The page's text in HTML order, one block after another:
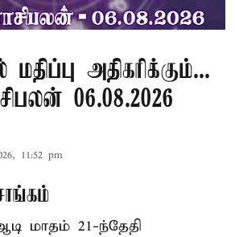
அதிகரிக்கும்...
06.08.2026
11:52 pm
மாதம் 21-ந்தேதி